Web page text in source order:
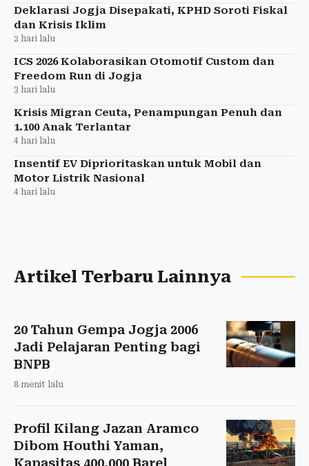
Deklarasi Jogja Disepakati, KPHD Soroti Fiskal
dan Krisis Iklim
2 hari lalu
ICS 2026 Kolaborasikan Otomotif Custom dan
Freedom Run di Jogja
3 hari lalu
Krisis Migran Ceuta, Penampungan Penuh dan
1.100 Anak Terlantar
4 hari lalu
Insentif EV Diprioritaskan untuk Mobil dan
Motor Listrik Nasional
4 hari lalu
Artikel Terbaru Lainnya
20 Tahun Gempa Jogja 2006
Jadi Pelajaran Penting bagi
BNPB
8 menit lalu
Profil Kilang Jazan Aramco
Dibom Houthi Yaman,
Kapasitas 400.000 Barel